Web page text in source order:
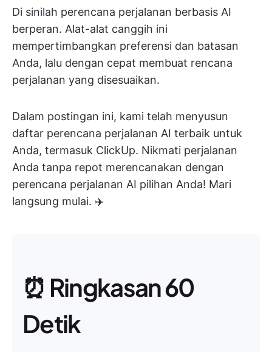
Di sinilah perencana perjalanan berbasis AI
berperan. Alat-alat canggih ini
mempertimbangkan preferensi dan batasan
Anda, lalu dengan cepat membuat rencana
perjalanan yang disesuaikan.
Dalam postingan ini, kami telah menyusun
daftar perencana perjalanan AI terbaik untuk
Anda, termasuk ClickUp. Nikmati perjalanan
Anda tanpa repot merencanakan dengan
perencana perjalanan AI pilihan Anda! Mari
langsung mulai. ✈️
⏰ Ringkasan 60
Detik